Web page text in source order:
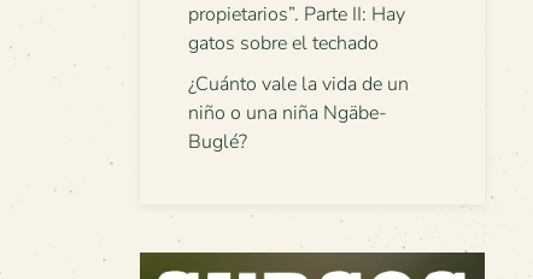
propietarios”. Parte II: Hay
gatos sobre el techado
¿Cuánto vale la vida de un
niño o una niña Ngäbe-
Buglé?